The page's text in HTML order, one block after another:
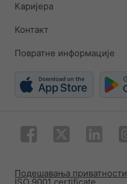
Каријера
Контакт
Повратне информације
ISO 9001 certificate
Подешавања приватности